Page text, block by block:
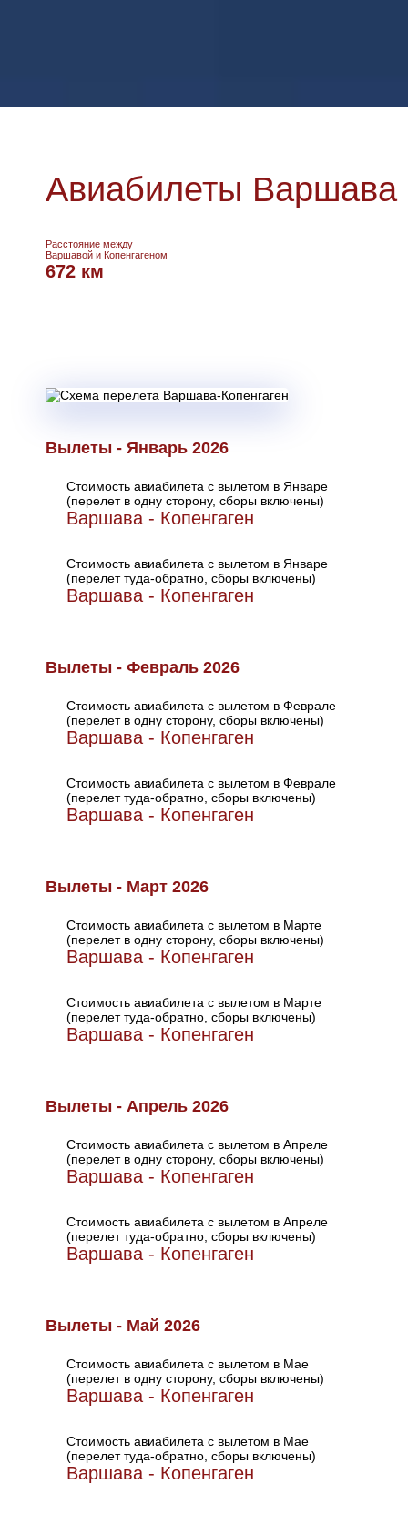
Авиабилеты Варшава
Расстояние между
Варшавой и Копенгагеном
672 км
Вылеты - Январь 2026
Стоимость авиабилета с вылетом в Январе
(перелет в одну сторону, сборы включены)
Варшава - Копенгаген
Стоимость авиабилета с вылетом в Январе
(перелет туда-обратно, сборы включены)
Варшава - Копенгаген
Вылеты - Февраль 2026
Стоимость авиабилета с вылетом в Феврале
(перелет в одну сторону, сборы включены)
Варшава - Копенгаген
Стоимость авиабилета с вылетом в Феврале
(перелет туда-обратно, сборы включены)
Варшава - Копенгаген
Вылеты - Март 2026
Стоимость авиабилета с вылетом в Марте
(перелет в одну сторону, сборы включены)
Варшава - Копенгаген
Стоимость авиабилета с вылетом в Марте
(перелет туда-обратно, сборы включены)
Варшава - Копенгаген
Вылеты - Апрель 2026
Стоимость авиабилета с вылетом в Апреле
(перелет в одну сторону, сборы включены)
Варшава - Копенгаген
Стоимость авиабилета с вылетом в Апреле
(перелет туда-обратно, сборы включены)
Варшава - Копенгаген
Вылеты - Май 2026
Стоимость авиабилета с вылетом в Мае
(перелет в одну сторону, сборы включены)
Варшава - Копенгаген
Стоимость авиабилета с вылетом в Мае
(перелет туда-обратно, сборы включены)
Варшава - Копенгаген